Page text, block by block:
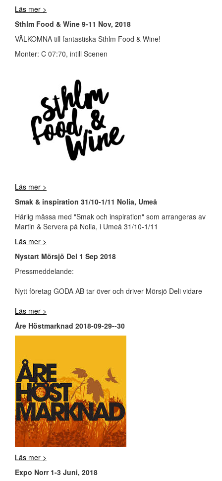
Läs mer >
Sthlm Food & Wine 9-11 Nov, 2018
VÄLKOMNA till fantastiska Sthlm Food & Wine!
Monter: C 07:70, intill Scenen
Läs mer >
Smak & inspiration 31/10-1/11 Nolia, Umeå
Härlig mässa med "Smak och inspiration" som arrangeras av
Martin & Servera på Nolia, i Umeå 31/10-1/11
Läs mer >
Nystart Mörsjö Del 1 Sep 2018
Pressmeddelande:
Nytt företag GODA AB tar över och driver Mörsjö Deli vidare
Läs mer >
Åre Höstmarknad 2018-09-29--30
Läs mer >
Expo Norr 1-3 Juni, 2018